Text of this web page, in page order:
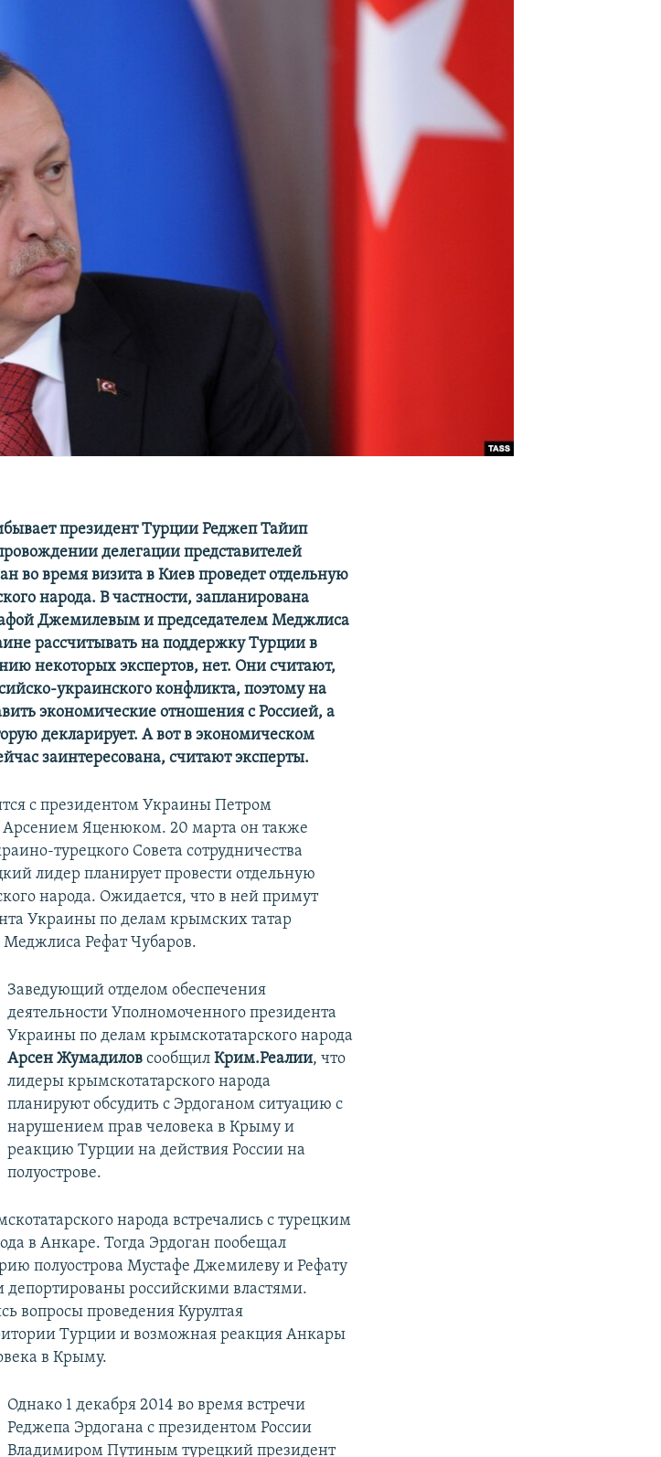
президент Турции Реджеп Тайип
делегации представителей
во время визита в Киев проведет отдельную
народа. В частности, запланирована
Джемилевым и председателем Меджлиса
рассчитывать на поддержку Турции в
некоторых экспертов,нет. Они считают,
украинского конфликта, поэтому на
экономические отношения с Россией, а
декларирует. А вот в экономическом
заинтересована, считают эксперты.
с президентом Украины Петром
Яценюком. 20 марта он также
турецкого Совета сотрудничества
лидер планирует провести отдельную
народа. Ожидается, что в ней примут
Украины по делам крымских татар
Рефат Чубаров.
Заведующий отделом обеспечения
деятельности Уполномоченного президента
Украины по делам крымскотатарского народа
Арсен Жумадиловсообщил Крим.Реалии, что
лидеры крымскотатарского народа
планируют обсудить с Эрдоганом ситуацию с
нарушением прав человека в Крыму и
реакцию Турции на действия России на
полуострове.
народа встречались с турецким
в Анкаре. Тогда Эрдоган пообещал
полуострова Мустафе Джемилеву и Рефату
российскими властями.
вопросы проведения Курултая
Турции и возможная реакция Анкары
в Крыму.
Однако 1 декабря 2014 во время встречи
Реджепа Эрдогана с президентом России
Владимиром Путиным турецкий президент